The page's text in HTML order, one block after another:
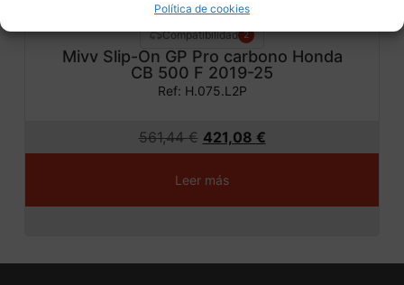
Política de cookies
Compatibilidad 2
Mivv Slip-On GP Pro carbono Honda
CB 500 F 2019-25
Ref: H.075.L2P
561,44€ 421,08 €
Leer más